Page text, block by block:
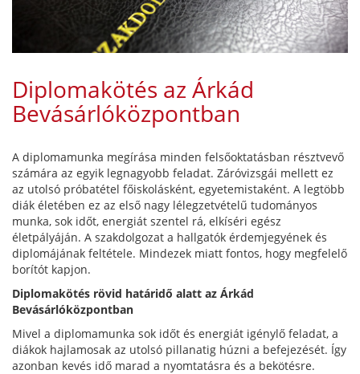
Diplomakötés az Árkád
Bevásárlóközpontban
A diplomamunka megírása minden felsőoktatásban résztvevő
számára az egyik legnagyobb feladat. Záróvizsgái mellett ez
az utolsó próbatétel főiskolásként, egyetemistaként. A legtöbb
diák életében ez az első nagy lélegzetvételű tudományos
munka, sok időt, energiát szentel rá, elkíséri egész
életpályáján. A szakdolgozat a hallgatók érdemjegyének és
diplomájának feltétele. Mindezek miatt fontos, hogy megfelelő
borítót kapjon.
Diplomakötés rövid határidő alatt az Árkád
Bevásárlóközpontban
Mivel a diplomamunka sok időt és energiát igénylő feladat, a
diákok hajlamosak az utolsó pillanatig húzni a befejezését. Így
azonban kevés idő marad a nyomtatásra és a bekötésre.